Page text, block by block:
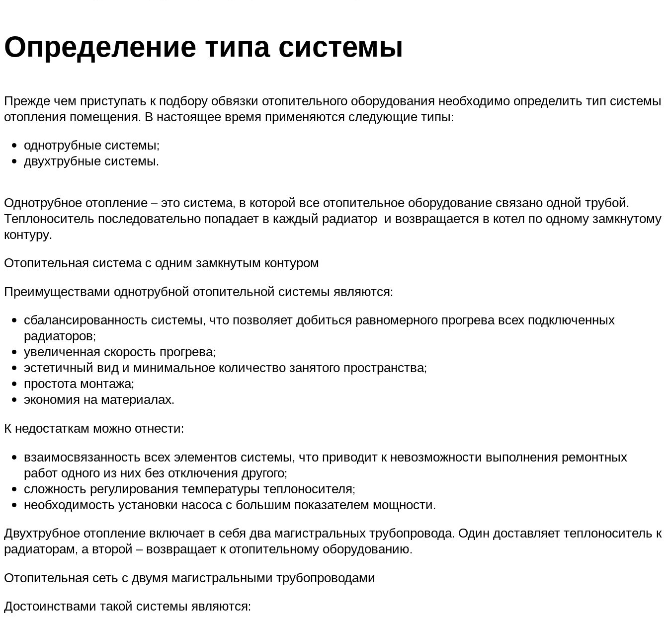
Определение типа системы
Прежде чем приступать к подбору обвязки отопительного оборудования необходимо определить тип системы
отопления помещения. В настоящее время применяются следующие типы:
однотрубные системы;
двухтрубные системы.
Однотрубное отопление – это система, в которой все отопительное оборудование связано одной трубой.
Теплоноситель последовательно попадает в каждый радиатор и возвращается в котел по одному замкнутому
контуру.
Отопительная система с одним замкнутым контуром
Преимуществами однотрубной отопительной системы являются:
сбалансированность системы, что позволяет добиться равномерного прогрева всех подключенных
радиаторов;
увеличенная скорость прогрева;
эстетичный вид и минимальное количество занятого пространства;
простота монтажа;
экономия на материалах.
К недостаткам можно отнести:
взаимосвязанность всех элементов системы, что приводит к невозможности выполнения ремонтных
работ одного из них без отключения другого;
сложность регулирования температуры теплоносителя;
необходимость установки насоса с большим показателем мощности.
Двухтрубное отопление включает в себя два магистральных трубопровода. Один доставляет теплоноситель к
радиаторам, а второй – возвращает к отопительному оборудованию.
Отопительная сеть с двумя магистральными трубопроводами
Достоинствами такой системы являются: